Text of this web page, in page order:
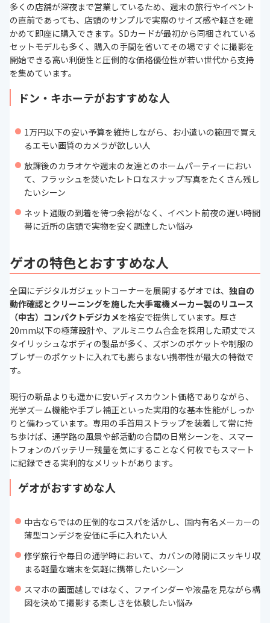
多くの店舗が深夜まで営業しているため、週末の旅行やイベント
の直前であっても、店頭のサンプルで実際のサイズ感や軽さを確
かめて即座に購入できます。SDカードが最初から同梱されている
セットモデルも多く、購入の手間を省いてその場ですぐに撮影を
開始できる高い利便性と圧倒的な価格優位性が若い世代から支持
を集めています。
ドン・キホーテがおすすめな人
1万円以下の安い予算を維持しながら、お小遣いの範囲で買え
るエモい画質のカメラが欲しい人
放課後のカラオケや週末の友達とのホームパーティーにおい
て、フラッシュを焚いたレトロなスナップ写真をたくさん残し
たいシーン
ネット通販の到着を待つ余裕がなく、イベント前夜の遅い時間
帯に近所の店頭で実物を安く調達したい悩み
ゲオの特色とおすすめな人
全国にデジタルガジェットコーナーを展開するゲオでは、 独自の
動作確認とクリーニングを施した大手電機メーカー製のリユース
（中古）コンパクトデジカメを格安で提供しています。厚さ
20mm以下の極薄設計や、アルミニウム合金を採用した頑丈でス
タイリッシュなボディの製品が多く、ズボンのポケットや制服の
ブレザーのポケットに入れても膨らまない携帯性が最大の特徴で
す。
現行の新品よりも遥かに安いディスカウント価格でありながら、
光学ズーム機能や手ブレ補正といった実用的な基本性能がしっか
りと備わっています。専用の手首用ストラップを装着して常に持
ち歩けば、通学路の風景や部活動の合間の日常シーンを、スマー
トフォンのバッテリー残量を気にすることなく何枚でもスマート
に記録できる実利的なメリットがあります。
ゲオがおすすめな人
中古ならではの圧倒的なコスパを活かし、国内有名メーカーの
薄型コンデジを安価に手に入れたい人
修学旅行や毎日の通学時において、カバンの隙間にスッキリ収
まる軽量な端末を気軽に携帯したいシーン
スマホの画面越しではなく、ファインダーや液晶を見ながら構
図を決めて撮影する楽しさを体験したい悩み